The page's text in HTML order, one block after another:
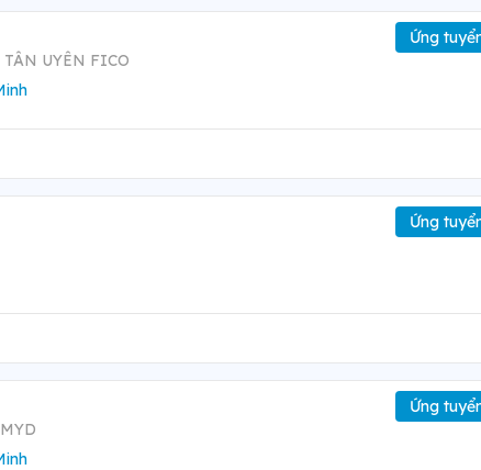
UYÊN FICO
Ứng
Ứng
Ứng